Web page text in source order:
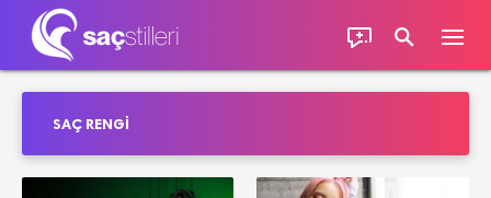
SAÇ RENGI